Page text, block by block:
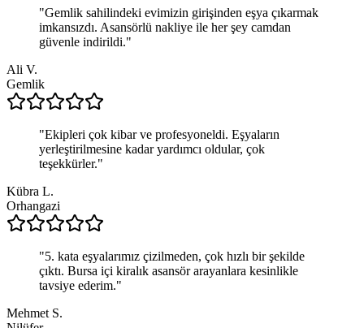
"Gemlik sahilindeki evimizin girişinden eşya çıkarmak
imkansızdı. Asansörlü nakliye ile her şey camdan
güvenle indirildi."
Ali V.
Gemlik
"Ekipleri çok kibar ve profesyoneldi. Eşyaların
yerleştirilmesine kadar yardımcı oldular, çok
teşekkürler."
Kübra L.
Orhangazi
"5. kata eşyalarımız çizilmeden, çok hızlı bir şekilde
çıktı. Bursa içi kiralık asansör arayanlara kesinlikle
tavsiye ederim."
Mehmet S.